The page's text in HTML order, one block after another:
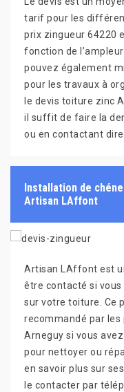
tarif pour les
prix zingueur 64220
fonction de
pouvez également
pour les travaux à
le devis toiture zinc
il suffit de faire la
ou en contactant
Installation de
Artisan LAffont
Artisan LAffont est
être contacté si
sur votre toiture. Ce
recommandé par les
Arneguy si vous
pour nettoyer ou
en savoir plus sur
le contacter par